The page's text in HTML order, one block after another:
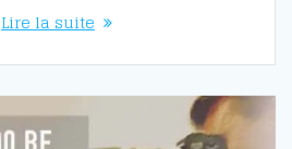
Lire la suite